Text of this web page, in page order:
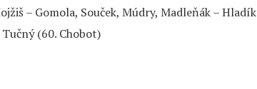
– Gomola, Souček, Múdry, Madleňák – Hladík
(60. Chobot)